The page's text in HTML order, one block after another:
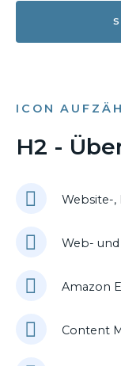
ICON
H2 -
Website-,
Web-
Amazon
Content